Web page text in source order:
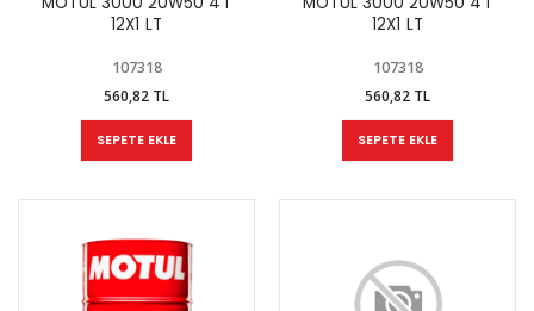
12X1 LT
107318
560,82 TL
SEPETE EKLE
12X1 LT
107318
560,82 TL
SEPETE EKLE